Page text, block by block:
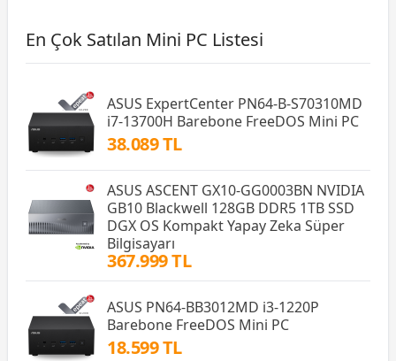
En Çok Satılan Mini PC Listesi
ASUS ExpertCenter PN64-B-S70310MD
i7-13700H Barebone FreeDOS Mini PC
38.089 TL
ASUS ASCENT GX10-GG0003BN NVIDIA
GB10 Blackwell 128GB DDR5 1TB SSD
DGX OS Kompakt Yapay Zeka Süper
Bilgisayarı
367.999 TL
ASUS PN64-BB3012MD i3-1220P
Barebone FreeDOS Mini PC
18.599 TL